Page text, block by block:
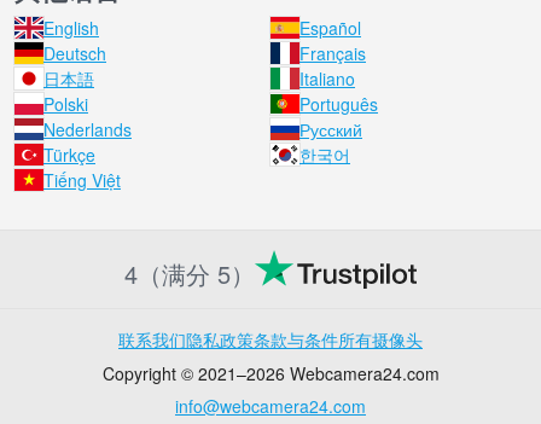
English
Español
Deutsch
Français
日本語
Italiano
Polski
Português
Nederlands
Русский
Türkçe
한국어
Tiếng Việt
4（满分 5）
联系我们隐私政策条款与条件所有摄像头
Copyright © 2021–2026 Webcamera24.com
info@webcamera24.com